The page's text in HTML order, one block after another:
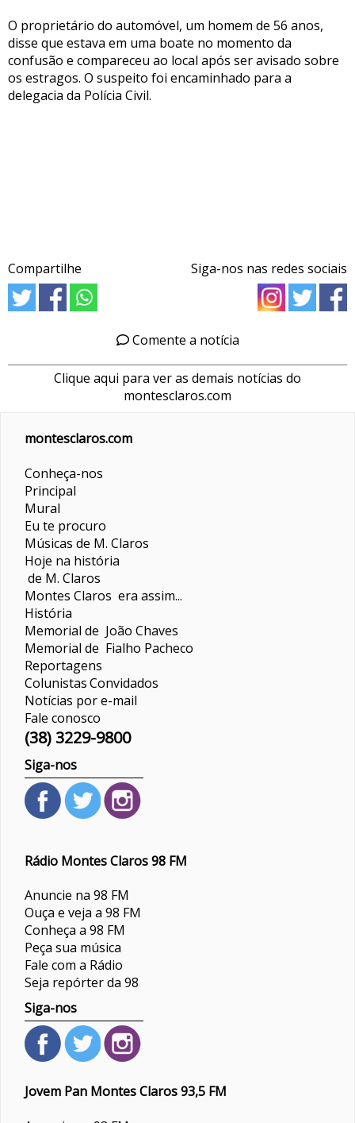
O proprietário do automóvel, um homem de 56 anos,
disse que estava em uma boate no momento da
confusão e compareceu ao local após ser avisado sobre
os estragos. O suspeito foi encaminhado para a
delegacia da Polícia Civil.
Compartilhe Siga-nos nas redes sociais
Comente a notícia
Clique aqui para ver as demais notícias do
montesclaros.com
montesclaros.com
Conheça-nos
Principal
Mural
Eu te procuro
Músicas de M. Claros
Hoje na história
de M. Claros
Montes Claros era assim...
História
Memorial de João Chaves
Memorial de Fialho Pacheco
Reportagens
ColunistasConvidados
Notícias por e-mail
Fale conosco
(38) 3229-9800
Siga-nos
Rádio Montes Claros 98 FM
Anuncie na 98 FM
Ouça e veja a 98 FM
Conheça a 98 FM
Peça sua música
Fale com a Rádio
Seja repórter da 98
Siga-nos
Jovem Pan Montes Claros 93,5 FM